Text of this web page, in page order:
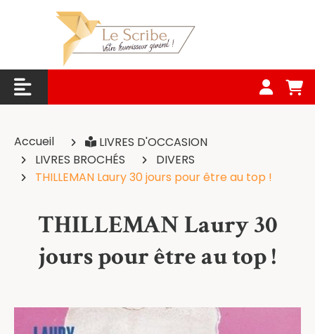
Accueil
LIVRES D'OCCASION
LIVRES BROCHÉS
DIVERS
THILLEMAN Laury 30 jours pour être au top !
THILLEMAN Laury 30
jours pour être au top !